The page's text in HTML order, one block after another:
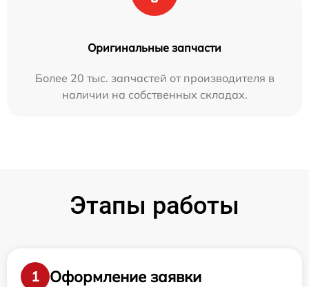
Оригинальные запчасти
Более 20 тыс. запчастей от производителя в
наличии на собственных складах.
Этапы работы
1
Оформление заявки